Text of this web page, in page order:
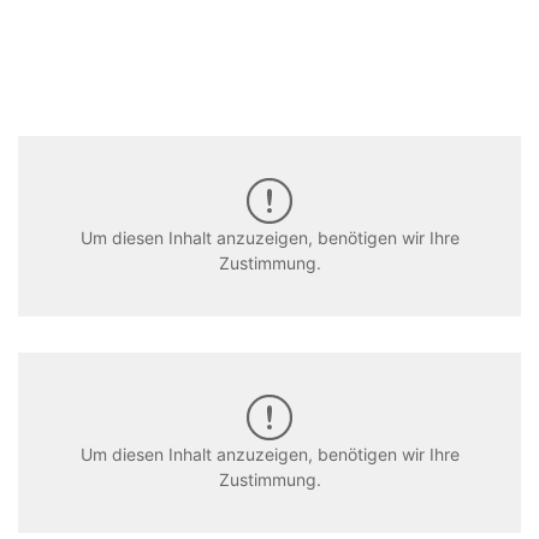
Um diesen Inhalt anzuzeigen, benötigen wir Ihre
Zustimmung.
Um diesen Inhalt anzuzeigen, benötigen wir Ihre
Zustimmung.